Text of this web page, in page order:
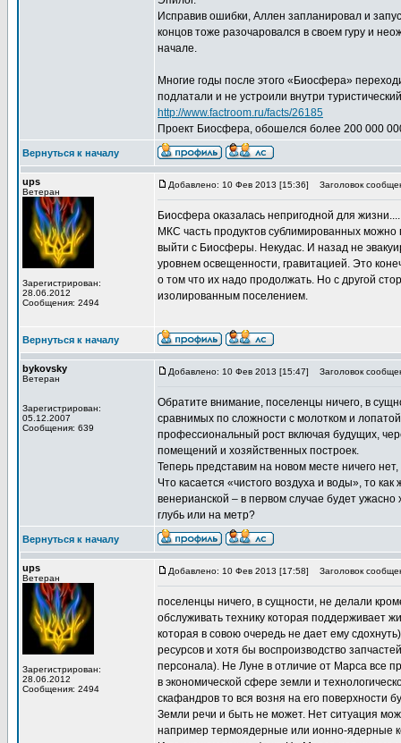
Исправив ошибки, Аллен запланировал и
концов тоже разочаровался в своем гуру и
начале.
Многие годы после этого «Биосфера»
подлатали и не устроили внутри
http://www.factroom.ru/facts/26185
Проект Биосфера, обошелся более 200 000
Вернуться к началу
ups
Ветеран
Зарегистрирован:
28.06.2012
Сообщения: 2494
Добавлено: 10 Фев 2013 [15:36] Заголовок
Биосфера оказалась непригодной для
МКС часть продуктов сублимированных
выйти с Биосферы. Некудас. И назад не
уровнем освещенности, гравитацией. Это
о том что их надо продолжать. Но с другой
изолированным поселением.
Вернуться к началу
bykovsky
Ветеран
Зарегистрирован:
05.12.2007
Сообщения: 639
Добавлено: 10 Фев 2013 [15:47] Заголовок
Обратите внимание, поселенцы ничего, в
сравнимых по сложности с молотком и
профессиональный рост включая будущих,
помещений и хозяйственных построек.
Теперь представим на новом месте ничего
Что касается «чистого воздуха и воды», то
венерианской – в первом случае будет
глубь или на метр?
Вернуться к началу
ups
Ветеран
Зарегистрирован:
28.06.2012
Сообщения: 2494
Добавлено: 10 Фев 2013 [17:58] Заголовок
поселенцы ничего, в сущности, не делали
обслуживать технику которая поддерживает
которая в совою очередь не дает ему
ресурсов и хотя бы воспроизводство
персонала). Не Луне в отличие от Марса все
в экономической сфере земли и
скафандров то вся возня на его поверхности
Земли речи и быть не может. Нет ситуация
например термоядерные или ионно-ядерные